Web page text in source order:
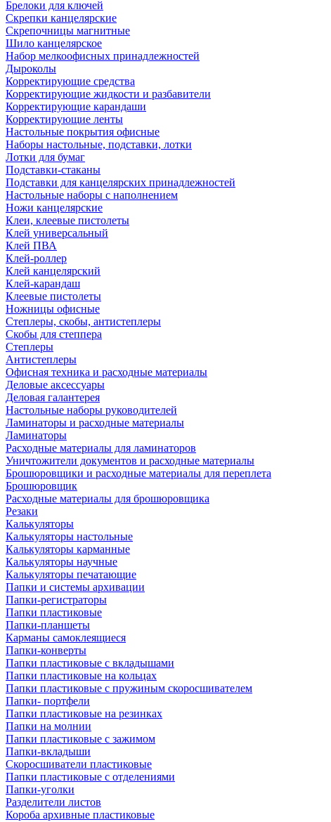
Брелоки для ключей
Скрепки канцелярские
Скрепочницы магнитные
Шило канцелярское
Набор мелкоофисных принадлежностей
Дыроколы
Корректирующие средства
Корректирующие жидкости и разбавители
Корректирующие карандаши
Корректирующие ленты
Настольные покрытия офисные
Наборы настольные, подставки, лотки
Лотки для бумаг
Подставки-стаканы
Подставки для канцелярских принадлежностей
Настольные наборы с наполнением
Ножи канцелярские
Клеи, клеевые пистолеты
Клей универсальный
Клей ПВА
Клей-роллер
Клей канцелярский
Клей-карандаш
Клеевые пистолеты
Ножницы офисные
Степлеры, скобы, антистеплеры
Скобы для степпера
Степлеры
Антистеплеры
Офисная техника и расходные материалы
Деловые аксессуары
Деловая галантерея
Настольные наборы руководителей
Ламинаторы и расходные материалы
Ламинаторы
Расходные материалы для ламинаторов
Уничтожители документов и расходные материалы
Брошюровщики и расходные материалы для переплета
Брошюровщик
Расходные материалы для брошюровщика
Резаки
Калькуляторы
Калькуляторы настольные
Калькуляторы карманные
Калькуляторы научные
Калькуляторы печатающие
Папки и системы архивации
Папки-регистраторы
Папки пластиковые
Папки-планшеты
Карманы самоклеящиеся
Папки-конверты
Папки пластиковые с вкладышами
Папки пластиковые на кольцах
Папки пластиковые с пружиным скоросшивателем
Папки- портфели
Папки пластиковые на резинках
Папки на молнии
Папки пластиковые с зажимом
Папки-вкладыши
Скоросшиватели пластиковые
Папки пластиковые с отделениями
Папки-уголки
Разделители листов
Короба архивные пластиковые